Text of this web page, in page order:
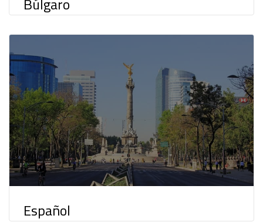
Español